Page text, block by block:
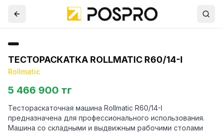
ТЕСТОРАСКАТКА ROLLMATIC R60/14-I
Rollmatic
5 466 900 тг
Тестораскаточная машина Rollmatic R60/14-I
предназначена для профессионального использования.
Машина со складными и выдвижным рабочими столами